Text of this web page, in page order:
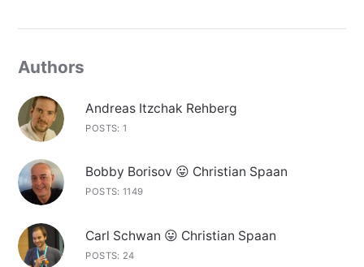
Authors
Andreas Itzchak Rehberg
POSTS: 1
Bobby Borisov 😛 Christian Spaan
POSTS: 1149
Carl Schwan 😛 Christian Spaan
POSTS: 24